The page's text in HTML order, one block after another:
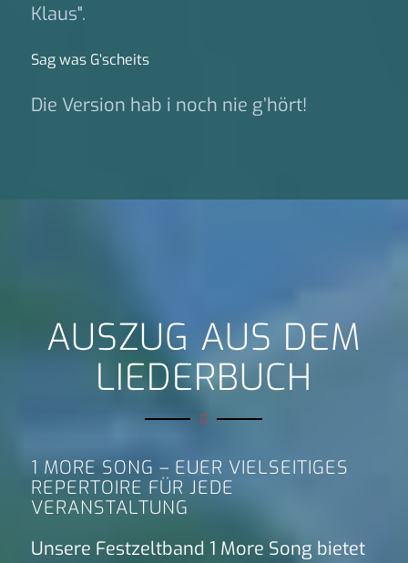
Klaus".
Sag was G‘scheits
Die Version hab i noch nie g’hört!
AUSZUG AUS DEM
LIEDERBUCH
1 MORE SONG – EUER VIELSEITIGES
REPERTOIRE FÜR JEDE
VERANSTALTUNG
Unsere Festzeltband 1 More Song bietet